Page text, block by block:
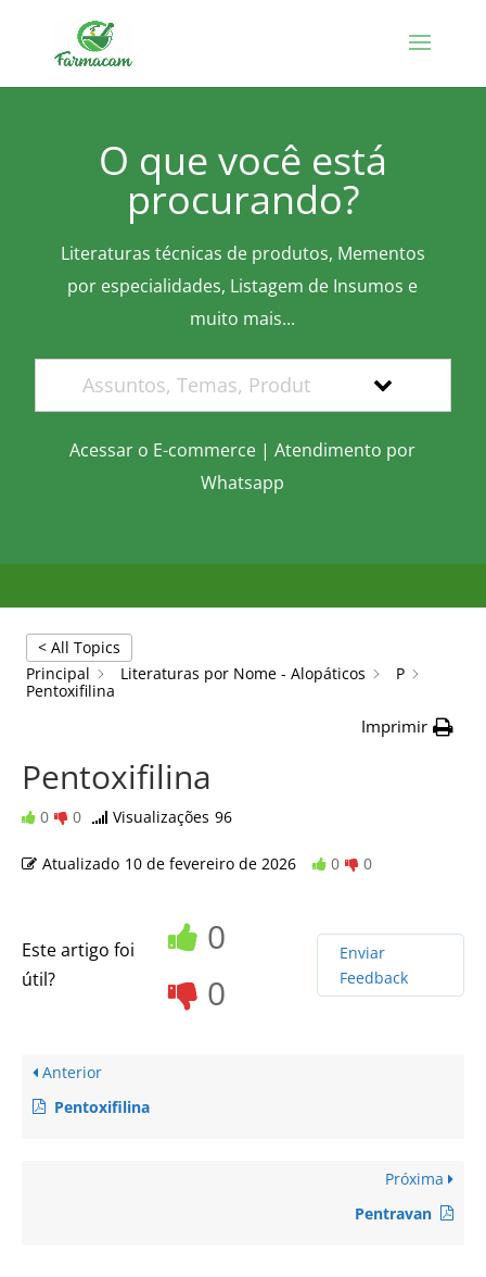
O que você está
procurando?
Literaturas técnicas de produtos, Mementos
por especialidades, Listagem de Insumos e
muito mais...
Acessar o E-commerce |Atendimento por
Whatsapp
< All Topics
Principal
Literaturas por Nome - Alopáticos
P
Pentoxifilina
Imprimir
Pentoxifilina
0 0 Visualizações 96
Atualizado 10 de fevereiro de 2026 0 0
Este artigo foi
útil?
0
0
Enviar
Feedback
Anterior
Pentoxifilina
Próxima
Pentravan